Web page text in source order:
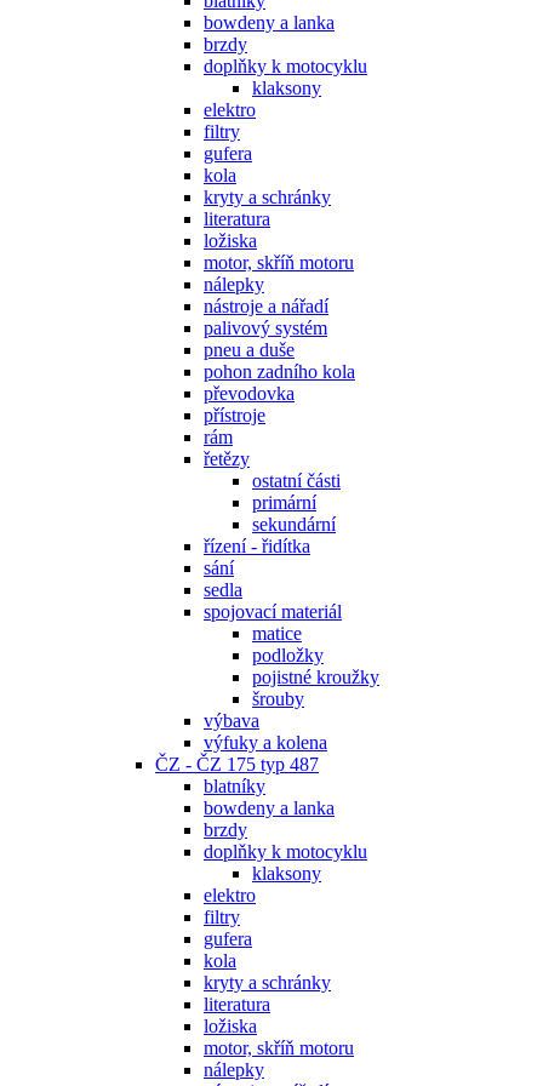
bowdeny a lanka
brzdy
doplňky k motocyklu
klaksony
elektro
filtry
gufera
kola
kryty a schránky
literatura
ložiska
motor, skříň motoru
nálepky
nástroje a nářadí
palivový systém
pneu a duše
pohon zadního kola
převodovka
přístroje
rám
řetězy
ostatní části
primární
sekundární
řízení - řidítka
sání
sedla
spojovací materiál
matice
podložky
pojistné kroužky
šrouby
výbava
výfuky a kolena
ČZ - ČZ 175 typ 487
blatníky
bowdeny a lanka
brzdy
doplňky k motocyklu
klaksony
elektro
filtry
gufera
kola
kryty a schránky
literatura
ložiska
motor, skříň motoru
nálepky